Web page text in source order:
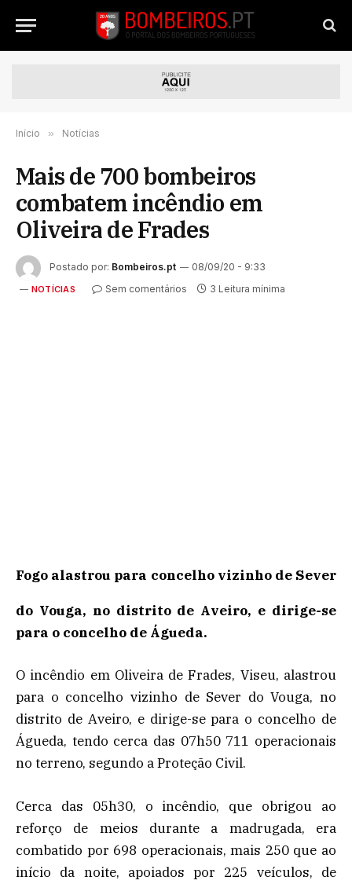
Início » Notícias
Mais de 700 bombeiros
combatem incêndio em
Oliveira de Frades
Postado por: Bombeiros.pt 08/09/20 - 9:33
NOTÍCIAS Sem comentários 3 Leitura mínima
Fogo alastrou para concelho vizinho de Sever
do Vouga, no distrito de Aveiro, e dirige-se
para o concelho de Águeda.
O incêndio em Oliveira de Frades, Viseu, alastrou
para o concelho vizinho de Sever do Vouga, no
distrito de Aveiro, e dirige-se para o concelho de
Águeda, tendo cerca das 07h50 711 operacionais
no terreno, segundo a Proteção Civil.
Cerca das 05h30, o incêndio, que obrigou ao
reforço de meios durante a madrugada, era
combatido por 698 operacionais, mais 250 que ao
início da noite, apoiados por 225 veículos, de